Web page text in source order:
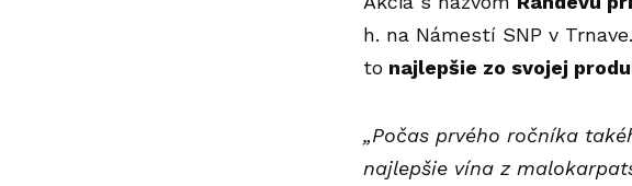
h. na Námestí SNP v Trnave.
to najlepšie zo svojej
„Počas prvého ročníka
najlepšie vína z